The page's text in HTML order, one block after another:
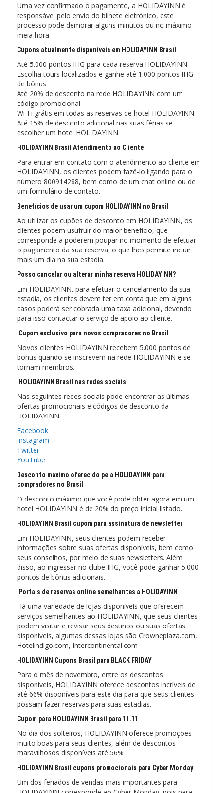
Uma vez confirmado o pagamento, a HOLIDAYINN é
responsável pelo envio do bilhete eletrónico, este
processo pode demorar alguns minutos ou no máximo
meia hora.
Cupons atualmente disponíveis em HOLIDAYINN Brasil
Até 5.000 pontos IHG para cada reserva HOLIDAYINN
Escolha tours localizados e ganhe até 1.000 pontos IHG
de bônus
Até 20% de desconto na rede HOLIDAYINN com um
código promocional
Wi-Fi grátis em todas as reservas de hotel HOLIDAYINN
Até 15% de desconto adicional nas suas férias se
escolher um hotel HOLIDAYINN
HOLIDAYINN Brasil Atendimento ao Cliente
Para entrar em contato com o atendimento ao cliente em
HOLIDAYINN, os clientes podem fazê-lo ligando para o
número 800914288, bem como de um chat online ou de
um formulário de contato.
Benefícios de usar um cupom HOLIDAYINN no Brasil
Ao utilizar os cupões de desconto em HOLIDAYINN, os
clientes podem usufruir do maior benefício, que
corresponde a poderem poupar no momento de efetuar
o pagamento da sua reserva, o que lhes permite incluir
mais um dia na sua estadia.
Posso cancelar ou alterar minha reserva HOLIDAYINN?
Em HOLIDAYINN, para efetuar o cancelamento da sua
estadia, os clientes devem ter em conta que em alguns
casos poderá ser cobrada uma taxa adicional, devendo
para isso contactar o serviço de apoio ao cliente.
Cupom exclusivo para novos compradores no Brasil
Novos clientes HOLIDAYINN recebem 5.000 pontos de
bônus quando se inscrevem na rede HOLIDAYINN e se
tornam membros.
HOLIDAYINN Brasil nas redes sociais
Nas seguintes redes sociais pode encontrar as últimas
ofertas promocionais e códigos de desconto da
HOLIDAYINN:
Facebook
Instagram
Twitter
YouTube
Desconto máximo oferecido pela HOLIDAYINN para
compradores no Brasil
O desconto máximo que você pode obter agora em um
hotel HOLIDAYINN é de 20% do preço inicial listado.
HOLIDAYINN Brasil cupom para assinatura de newsletter
Em HOLIDAYINN, seus clientes podem receber
informações sobre suas ofertas disponíveis, bem como
seus conselhos, por meio de suas newsletters. Além
disso, ao ingressar no clube IHG, você pode ganhar 5.000
pontos de bônus adicionais.
Portais de reservas online semelhantes a HOLIDAYINN
Há uma variedade de lojas disponíveis que oferecem
serviços semelhantes ao HOLIDAYINN, que seus clientes
podem visitar e revisar seus destinos ou suas ofertas
disponíveis, algumas dessas lojas são Crowneplaza.com,
Hotelindigo.com, Intercontinental.com
HOLIDAYINN Cupons Brasil para BLACK FRIDAY
Para o mês de novembro, entre os descontos
disponíveis, HOLIDAYINN oferece descontos incríveis de
até 66% disponíveis para este dia para que seus clientes
possam fazer reservas para suas estadias.
Cupom para HOLIDAYINN Brasil para 11.11
No dia dos solteiros, HOLIDAYINN oferece promoções
muito boas para seus clientes, além de descontos
maravilhosos disponíveis até 56%
HOLIDAYINN Brasil cupons promocionais para Cyber ​​Monday
Um dos feriados de vendas mais importantes para